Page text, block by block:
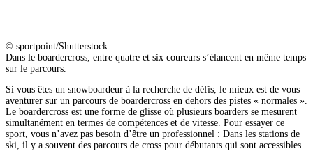
© sportpoint/Shutterstock
Dans le boardercross, entre quatre et six coureurs s’élancent en même temps
sur le parcours.
Si vous êtes un snowboardeur à la recherche de défis, le mieux est de vous
aventurer sur un parcours de boardercross en dehors des pistes « normales ».
Le boardercross est une forme de glisse où plusieurs boarders se mesurent
simultanément en termes de compétences et de vitesse. Pour essayer ce
sport, vous n’avez pas besoin d’être un professionnel : Dans les stations de
ski, il y a souvent des parcours de cross pour débutants qui sont accessibles